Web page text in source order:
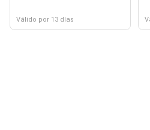
Válido por 13 días